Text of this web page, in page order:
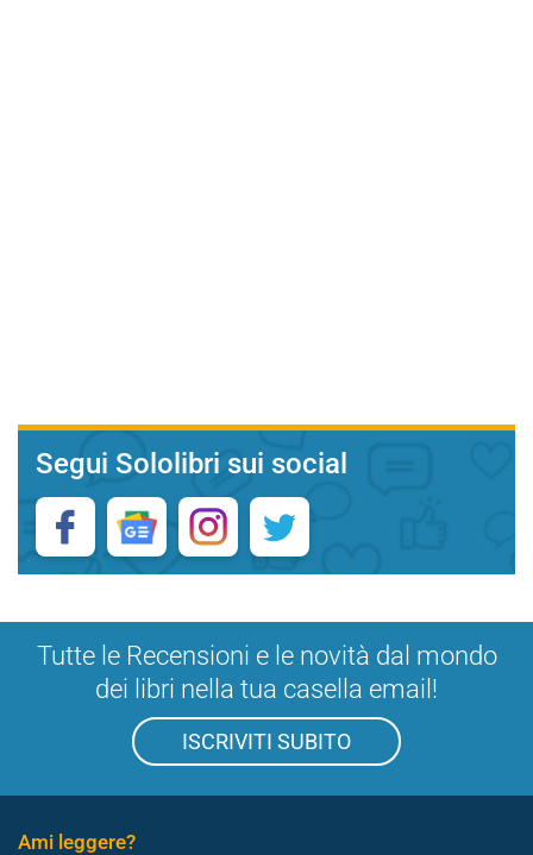
Segui Sololibri sui social
Tutte le Recensioni e le novità dal mondo
dei libri nella tua casella email!
ISCRIVITI SUBITO
Ami leggere?